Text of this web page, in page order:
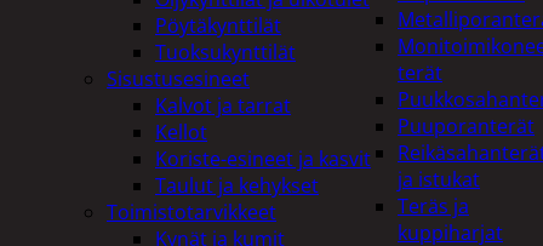
terät
Puuporanterät
ja istukat
Teräs ja
kuppiharjat
Pöytäkynttilät
Tuoksukynttilät
Sisustusesineet
Kalvot ja tarrat
Kellot
Koriste-esineet ja kasvit
Taulut ja kehykset
Toimistotarvikkeet
Kynät ja kumit